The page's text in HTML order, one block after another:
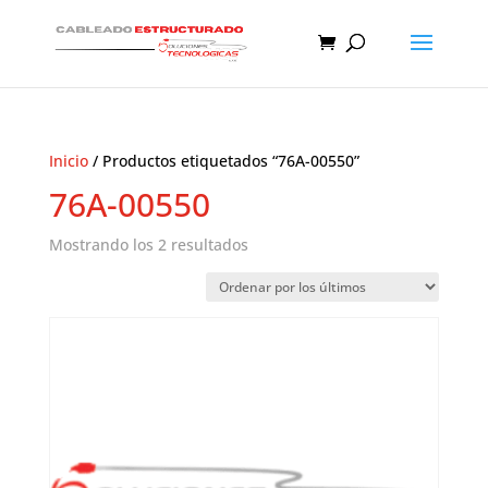
Inicio/ Productos etiquetados “76A-00550”
76A-00550
Mostrando los 2 resultadosOrdenado
los